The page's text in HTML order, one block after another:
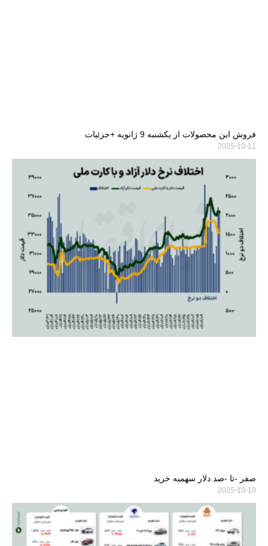
فروش این محصولات از یکشنبه 9 ژانویه +جزئیات
2025-10-11
صفر -تا -صد دلار سهمیه خرید
2025-10-10